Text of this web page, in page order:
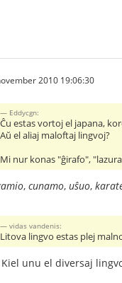
2010 19:06:30
Eddycgn:
Ĉu estas vortoj el japana,
Aŭ el aliaj maloftaj lingvoj?
Mi nur konas "ĝirafo",
, cunamo, uŝuo,
vidas vandenis:
Litova lingvo estas plej
Kiel unu el diversaj